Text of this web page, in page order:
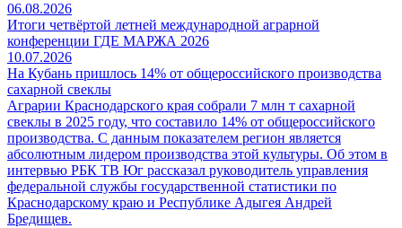
06.08.2026
Итоги четвёртой летней международной аграрной
конференции ГДЕ МАРЖА 2026
10.07.2026
На Кубань пришлось 14% от общероссийского производства
сахарной свеклы
Аграрии Краснодарского края собрали 7 млн т сахарной
свеклы в 2025 году, что составило 14% от общероссийского
производства. С данным показателем регион является
абсолютным лидером производства этой культуры. Об этом в
интервью РБК ТВ Юг рассказал руководитель управления
федеральной службы государственной статистики по
Краснодарскому краю и Республике Адыгея Андрей
Бредищев.